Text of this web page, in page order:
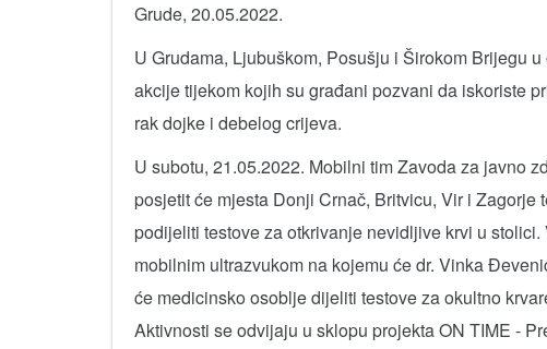
Grude, 20.05.2022.
U Grudama, Ljubuškom, Posušju i Širokom Brijegu
akcije tijekom kojih su građani pozvani da iskoriste
rak dojke i debelog crijeva.
U subotu, 21.05.2022. Mobilni tim Zavoda za javno
posjetit će mjesta Donji Crnač, Britvicu, Vir i
podijeliti testove za otkrivanje nevidljive krvi u
mobilnim ultrazvukom na kojemu će dr. Vinka
će medicinsko osoblje dijeliti testove za okultno
Aktivnosti se odvijaju u sklopu projekta ON TIME -